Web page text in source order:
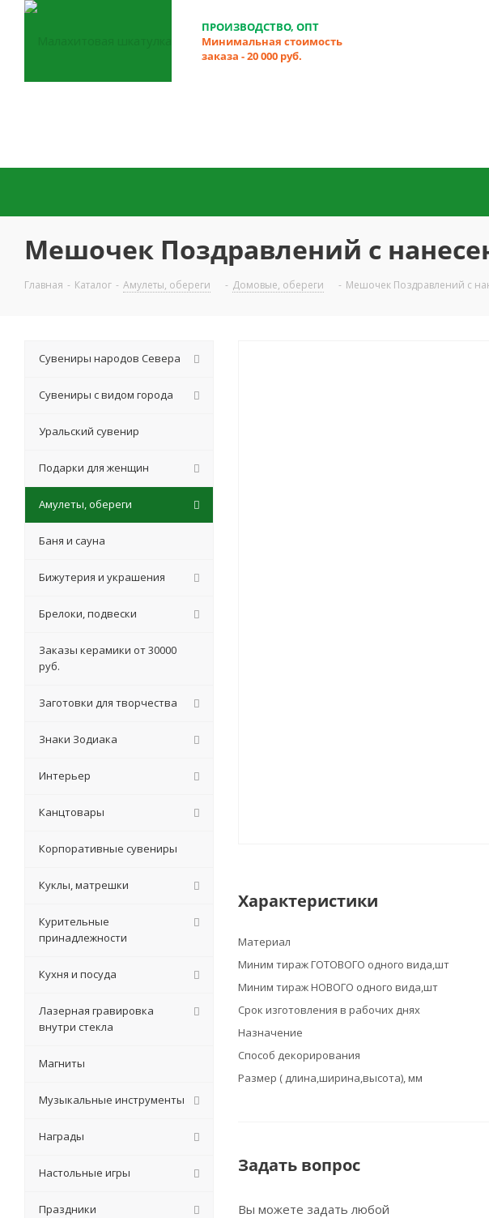
ПРОИЗВОДСТВО, ОПТ
Минимальная стоимость
заказа - 20 000 руб.
Мешочек Поздравлений с
Главная - Каталог - Амулеты, обереги - Домовые, обереги - Мешочек Поздравлений с
Характеристики
Материал
Миним тираж ГОТОВОГО одного вида,шт
Миним тираж НОВОГО одного вида,шт
Срок изготовления в рабочих днях
Назначение
Способ декорирования
Размер ( длина,ширина,высота), мм
Задать вопрос
Вы можете задать любой
Сувениры народов Севера
Сувениры с видом города
Уральский сувенир
Подарки для женщин
Амулеты, обереги
Баня и сауна
Бижутерия и украшения
Брелоки, подвески
Заказы керамики от 30000
руб.
Заготовки для творчества
Знаки Зодиака
Интерьер
Канцтовары
Корпоративные сувениры
Куклы, матрешки
Курительные
принадлежности
Кухня и посуда
Лазерная гравировка
внутри стекла
Магниты
Музыкальные инструменты
Награды
Настольные игры
Праздники